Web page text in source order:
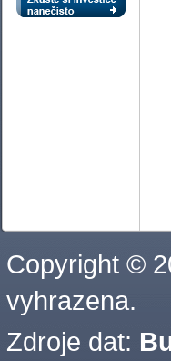
Copyright ©
vyhrazena.
Zdroje dat: